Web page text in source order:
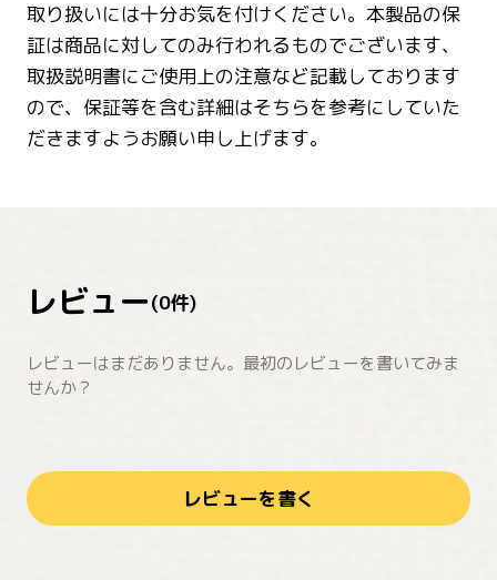
取り扱いには十分お気を付けください。本製品の保
証は商品に対してのみ行われるものでございます、
取扱説明書にご使用上の注意など記載しております
ので、保証等を含む詳細はそちらを参考にしていた
だきますようお願い申し上げます。
レビュー(0件)
レビューはまだありません。最初のレビューを書いてみま
せんか？
レビューを書く